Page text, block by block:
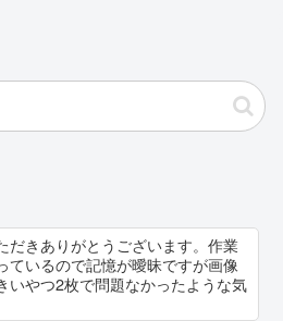
だきありがとうございます。作業
ているので記憶が曖昧ですが画像
いやつ2枚で問題なかったような気